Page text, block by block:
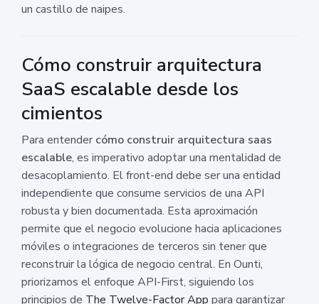
un castillo de naipes.
Cómo construir arquitectura
SaaS escalable desde los
cimientos
Para entender cómo construir arquitectura saas
escalable, es imperativo adoptar una mentalidad de
desacoplamiento. El front-end debe ser una entidad
independiente que consume servicios de una API
robusta y bien documentada. Esta aproximación
permite que el negocio evolucione hacia aplicaciones
móviles o integraciones de terceros sin tener que
reconstruir la lógica de negocio central. En Ounti,
priorizamos el enfoque API-First, siguiendo los
principios de The Twelve-Factor App para garantizar